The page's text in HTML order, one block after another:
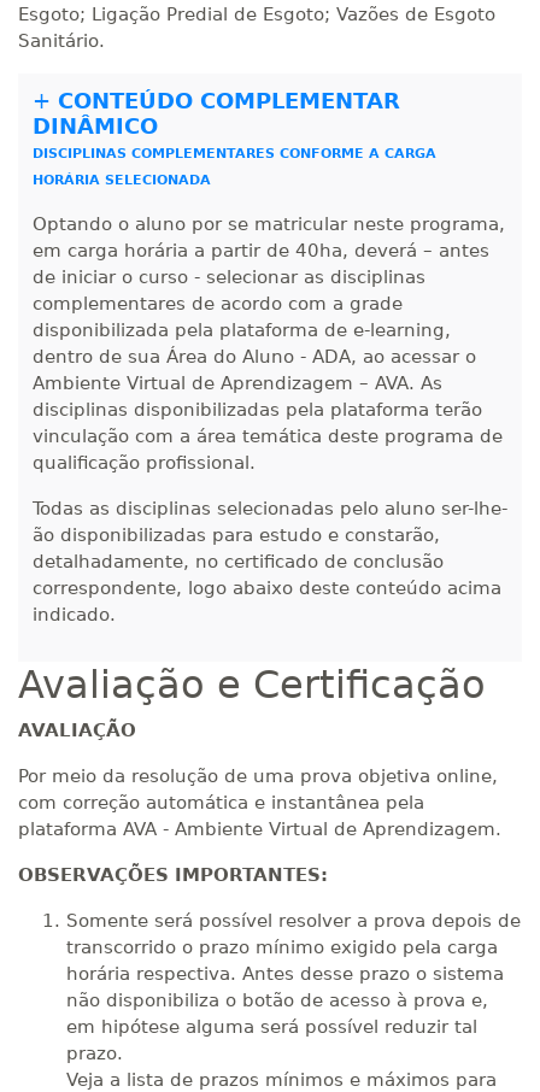
380 H
400 H 50dias 150dias
Matricular
420 H 53 dias 150 dias
R$ 2.082,12
Matricular
440 H 55dias 150dias
R$ 2.240,16
Matricular
Esgoto; Ligação Predial de Esgoto; Vazões de Esgoto
Sanitário.
+ CONTEÚDO COMPLEMENTAR
DINÂMICO
DISCIPLINAS COMPLEMENTARES CONFORME A CARGA
HORÁRIA SELECIONADA
Optando o aluno por se matricular neste programa,
em carga horária a partir de 40ha, deverá – antes
de iniciar o curso - selecionar as disciplinas
complementares de acordo com a grade
disponibilizada pela plataforma de e-learning,
dentro de sua Área do Aluno - ADA, ao acessar o
Ambiente Virtual de Aprendizagem – AVA. As
disciplinas disponibilizadas pela plataforma terão
vinculação com a área temática deste programa de
qualificação profissional.
Todas as disciplinas selecionadas pelo aluno ser-lhe-
ão disponibilizadas para estudo e constarão,
detalhadamente, no certificado de conclusão
correspondente, logo abaixo deste conteúdo acima
indicado.
Avaliação e Certificação
AVALIAÇÃO
Por meio da resolução de uma prova objetiva online,
com correção automática e instantânea pela
plataforma AVA - Ambiente Virtual de Aprendizagem.
OBSERVAÇÕES IMPORTANTES:
Somente será possível resolver a prova depois de
transcorrido o prazo mínimo exigido pela carga
horária respectiva. Antes desse prazo o sistema
não disponibiliza o botão de acesso à prova e,
em hipótese alguma será possível reduzir tal
prazo.
Veja a lista de prazos mínimos e máximos para